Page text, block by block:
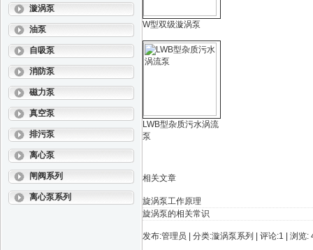
漩涡泵
油泵
自吸泵
消防泵
磁力泵
真空泵
排污泵
离心泵
闸阀系列
离心泵系列
W型双级漩涡泵
LWB型杂质污水涡流
泵
相关文章
旋涡泵工作原理
旋涡泵的相关常识
发布:管理员 | 分类:漩涡泵系列 | 评论:1 | 浏览: